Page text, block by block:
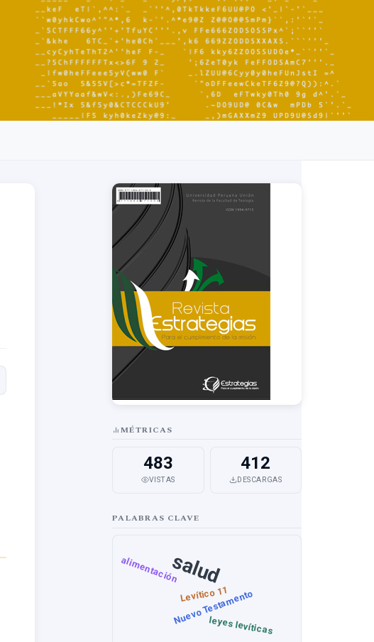
MÉTRICAS
483
VISTAS
412
DESCARGAS
PALABRAS CLAVE
salud
Levítico 11
Nuevo Testamento
leyes levíticas
alimentación